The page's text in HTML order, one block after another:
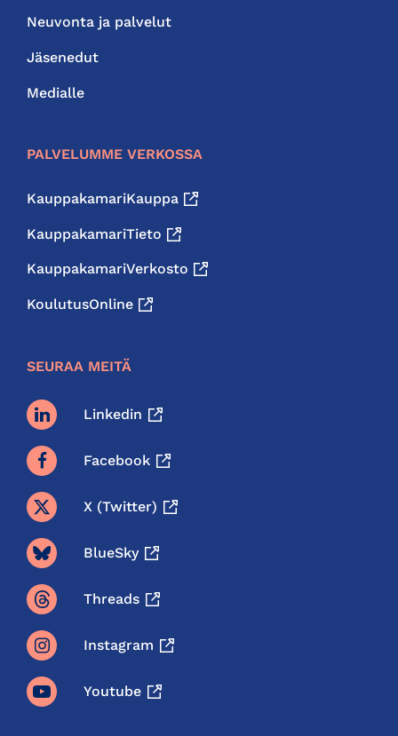
Neuvonta ja palvelut
Jäsenedut
Medialle
PALVELUMME VERKOSSA
KauppakamariKauppa
KauppakamariTieto
KauppakamariVerkosto
KoulutusOnline
SEURAA MEITÄ
Linkedin
Facebook
X (twitter)
BlueSky
Threads
Instagram
Youtube